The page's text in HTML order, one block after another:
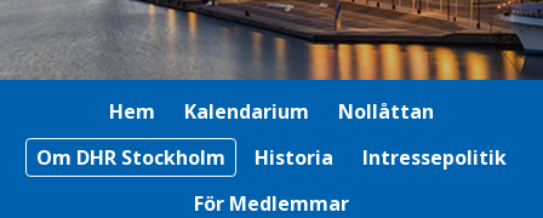
Hem Kalendarium
Nollåttan
Om DHR Stockholm
Historia
Intressepolitik
För Medlemmar